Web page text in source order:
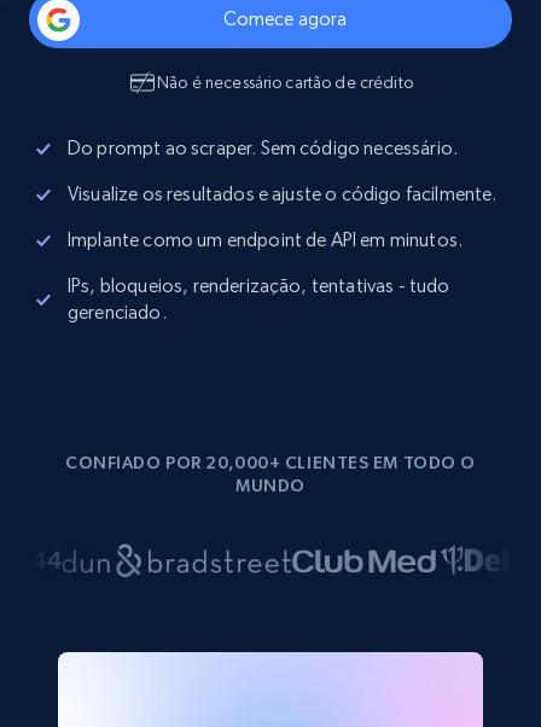
Comece agora
Não é necessário cartão de crédito
Do prompt ao scraper. Sem código necessário.
Visualize os resultados e ajuste o código facilmente.
Implante como um endpoint de API em minutos.
IPs, bloqueios, renderização, tentativas - tudo
gerenciado.
CONFIADO POR 20,000+ CLIENTES EM TODO O
MUNDO